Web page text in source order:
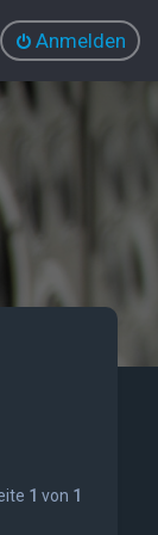
Anmelden
1 von 1